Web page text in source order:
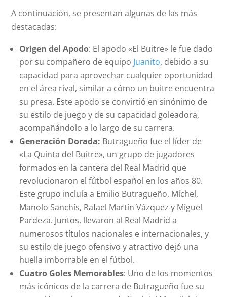
A continuación, se presentan algunas de las más
destacadas:
Origen del Apodo: El apodo «El Buitre» le fue dado
por su compañero de equipo Juanito, debido a su
capacidad para aprovechar cualquier oportunidad
en el área rival, similar a cómo un buitre encuentra
su presa. Este apodo se convirtió en sinónimo de
su estilo de juego y de su capacidad goleadora,
acompañándolo a lo largo de su carrera.
Generación Dorada: Butragueño fue el líder de
«La Quinta del Buitre», un grupo de jugadores
formados en la cantera del Real Madrid que
revolucionaron el fútbol español en los años 80.
Este grupo incluía a Emilio Butragueño, Míchel,
Manolo Sanchís, Rafael Martín Vázquez y Miguel
Pardeza. Juntos, llevaron al Real Madrid a
numerosos títulos nacionales e internacionales, y
su estilo de juego ofensivo y atractivo dejó una
huella imborrable en el fútbol.
Cuatro Goles Memorables: Uno de los momentos
más icónicos de la carrera de Butragueño fue su